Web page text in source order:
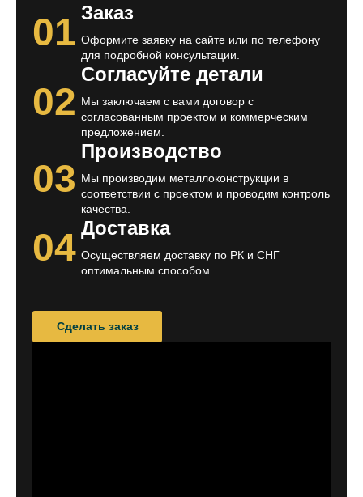
01 Заказ
Оформите заявку на сайте или по телефону
для подробной консультации.
02
Согласуйте детали
Мы заключаем с вами договор с
согласованным проектом и коммерческим
предложением.
03
Производство
Мы производим металлоконструкции в
соответствии с проектом и проводим контроль
качества.
04 Доставка
Осуществляем доставку по РК и СНГ
оптимальным способом
Сделать заказ